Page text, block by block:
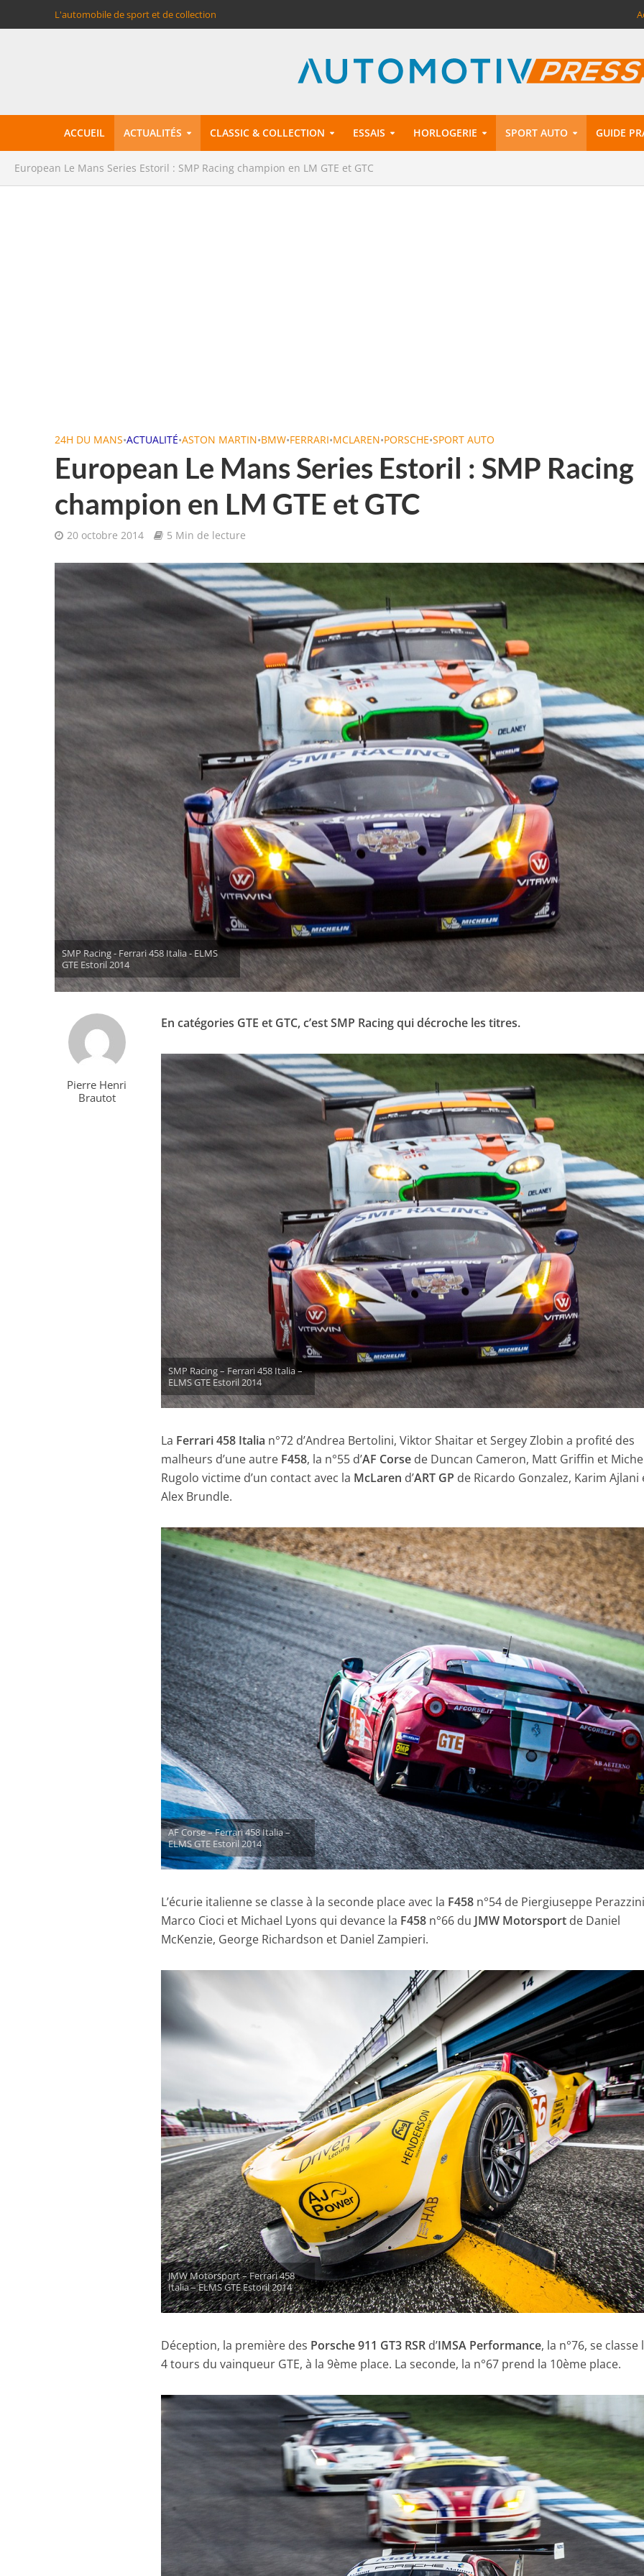
L'automobile de sport et de collection
ACCUEIL ACTUALITÉS CLASSIC & COLLECTION ESSAIS HORLOGERIE SPORT AUTO GUIDE
European Le Mans Series Estoril : SMP Racing champion en LM GTE et GTC
24H DU MANS•ACTUALITÉ•ASTON MARTIN•BMW•FERRARI•MCLAREN•PORSCHE•SPORT AUTO
European Le Mans Series Estoril : SMP Racing
champion en LM GTE et GTC
20 octobre 2014 5 Min de lecture
SMP Racing - Ferrari 458 Italia - ELMS
GTE Estoril 2014
Pierre Henri
Brautot
En catégories GTE et GTC, c’est SMP Racing qui décroche les titres.
SMP Racing – Ferrari 458 Italia –
ELMS GTE Estoril 2014
La Ferrari 458 Italia n°72 d’Andrea Bertolini, Viktor Shaitar et Sergey Zlobin a profité des
malheurs d’une autre F458, la n°55 d’AF Corse de Duncan Cameron, Matt Griffin et
Rugolo victime d’un contact avec la McLaren d’ART GP de Ricardo Gonzalez, Karim Ajlani
Alex Brundle.
AF Corse – Ferrari 458 Italia –
ELMS GTE Estoril 2014
L’écurie italienne se classe à la seconde place avec la F458 n°54 de Piergiuseppe
Marco Cioci et Michael Lyons qui devance la F458 n°66 du JMW Motorsport de Daniel
McKenzie, George Richardson et Daniel Zampieri.
JMW Motorsport – Ferrari 458
Italia – ELMS GTE Estoril 2014
Déception, la première des Porsche 911 GT3 RSR d’IMSA Performance, la n°76, se classe
4 tours du vainqueur GTE, à la 9ème place. La seconde, la n°67 prend la 10ème place.